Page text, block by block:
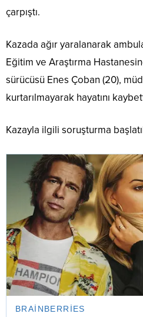
çarpıştı.
Kazada ağır yaralanarak
Eğitim ve Araştırma
sürücüsü Enes Çoban (20),
kurtarılmayarak hayatını
Kazayla ilgili soruşturma